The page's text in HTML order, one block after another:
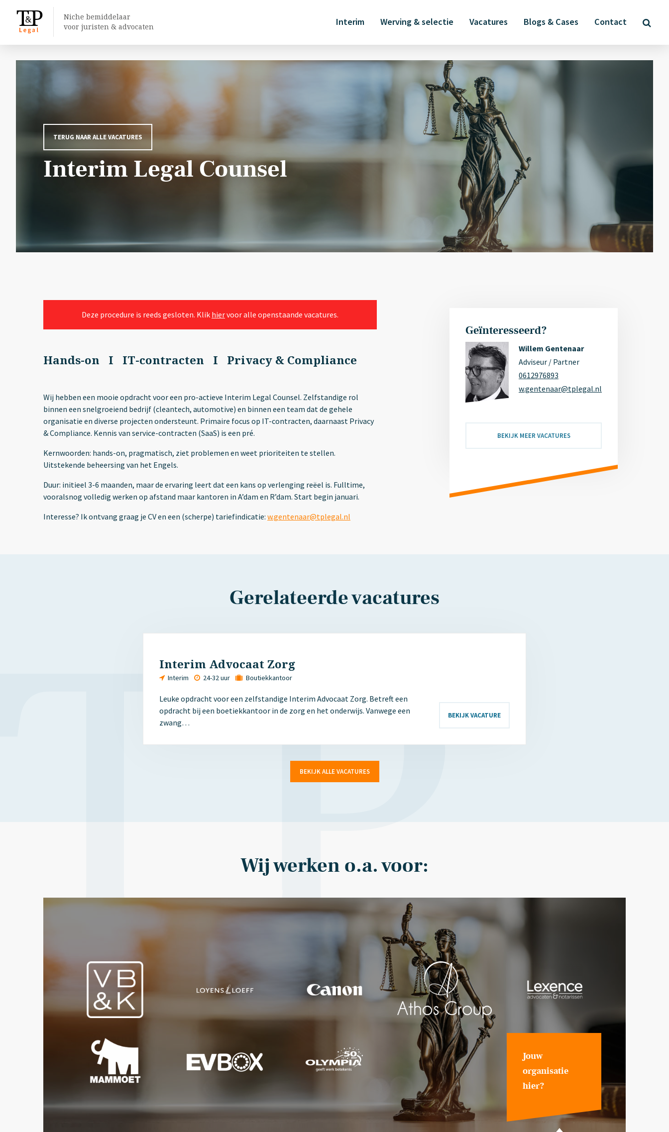
Niche bemiddelaar
voor juristen & advocaten
Interim Werving & selectie Vacatures Blogs & Cases Contact
TERUG NAAR ALLE VACATURES
Interim Legal Counsel
Deze procedure is reeds gesloten. Klik hiervoor alle openstaande vacatures.
Hands-on I IT-contracten I Privacy & Compliance
Wij hebben een mooie opdracht voor een pro-actieve Interim Legal Counsel. Zelfstandige rol
binnen een snelgroeiend bedrijf (cleantech, automotive) en binnen een team dat de gehele
organisatie en diverse projecten ondersteunt. Primaire focus op IT-contracten, daarnaast Privacy
& Compliance. Kennis van service-contracten (SaaS) is een pré.
Kernwoorden: hands-on, pragmatisch, ziet problemen en weet prioriteiten te stellen.
Uitstekende beheersing van het Engels.
Duur: initieel 3-6 maanden, maar de ervaring leert dat een kans op verlenging reëel is. Fulltime,
vooralsnog volledig werken op afstand maar kantoren in A’dam en R’dam. Start begin januari.
Interesse? Ik ontvang graag je CV en een (scherpe) tariefindicatie: w.gentenaar@tplegal.nl
Geïnteresseerd?
Willem Gentenaar
Adviseur / Partner
0612976893
w.gentenaar@tplegal.nl
BEKIJK MEER VACATURES
Gerelateerde vacatures
Interim Advocaat Zorg
Interim 24-32 uur Boutiekkantoor
Leuke opdracht voor een zelfstandige Interim Advocaat Zorg. Betreft een
opdracht bij een boetiekkantoor in de zorg en het onderwijs. Vanwege een
zwang…
BEKIJK VACATURE
BEKIJK ALLE VACATURES
Wij werken o.a. voor:
Jouw
organisatie
hier?